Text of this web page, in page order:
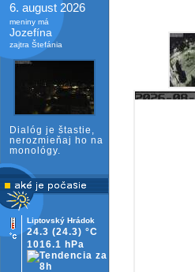
6. august 2026
meniny má
Jozefína
zajtra Štefánia
Dialóg je štastie,
nerozmieňaj ho na
monológy.
Liptovský Hrádok
24.3 (24.3) °C
1016.1 hPa